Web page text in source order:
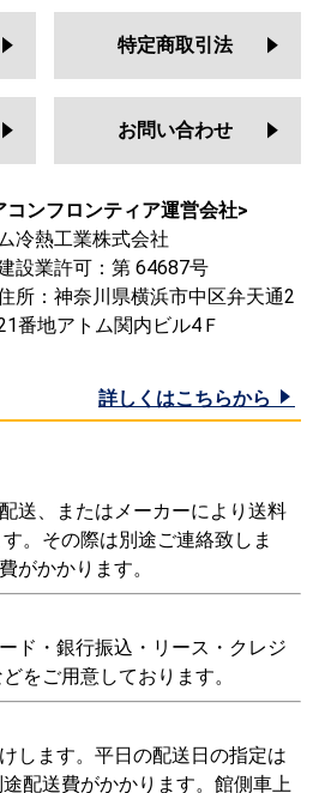
特定商取引法
お問い合わせ
コンフロンティア運営会社>
冷熱工業株式会社
設業許可：第 64687号
所：神奈川県横浜市中区弁天通2
番地アトム関内ビル4Ｆ
詳しくはこちらから
送、またはメーカーにより送料
。その際は別途ご連絡致しま
がかかります。
ド・銀行振込・リース・クレジ
をご用意しております。
します。平日の配送日の指定は
配送費がかかります。館側車上